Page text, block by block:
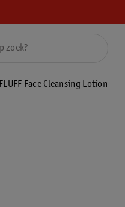
FLUFF Face Cleansing Lotion